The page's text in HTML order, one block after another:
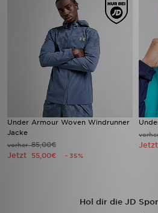
Under Armour Woven Windrunner
Jacke
vorher85,00€
Jetzt 55,00€ - 35%
Jetzt
Hol dir die JD